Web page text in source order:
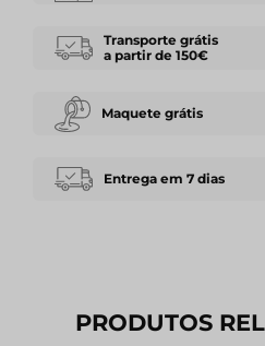
Transporte grátis
a partir de 150€
Maquete grátis
Entrega em 7 dias
PRODUTOS